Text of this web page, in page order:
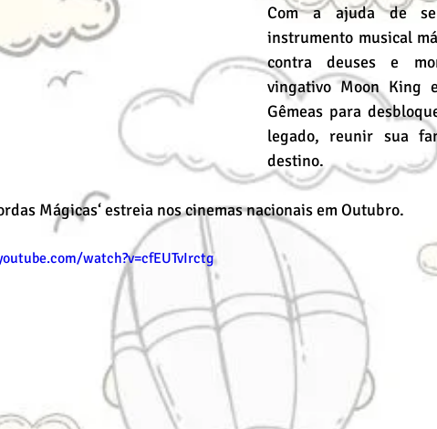
Com a ajuda de
instrumento musical
contra deuses e
vingativo Moon King
Gêmeas para
legado, reunir sua
destino.
Mágicas‘ estreia nos cinemas nacionais em Outubro.
watch?v=cfEUTvIrctg